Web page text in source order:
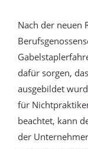
Nach der neuen
dafür sorgen,
ausgebildet
für
beachtet, kann
der